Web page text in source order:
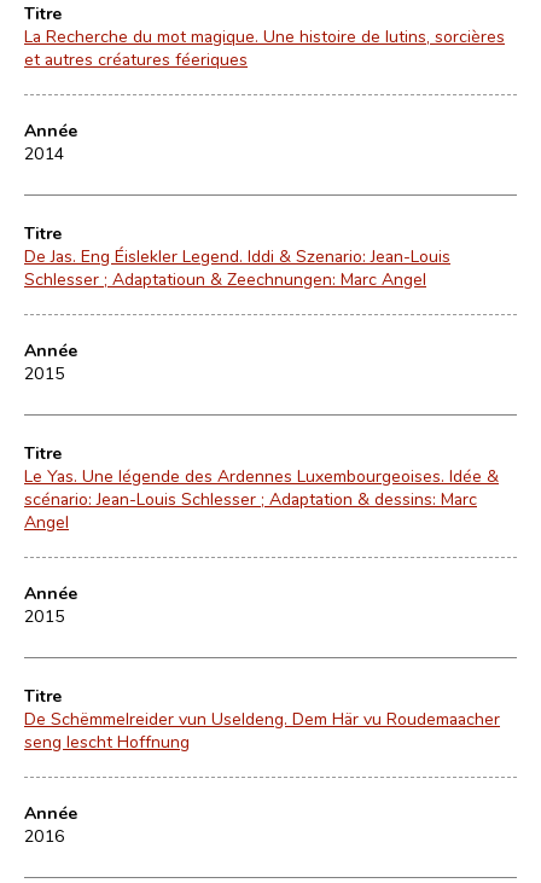
Titre
La Recherche du mot magique. Une histoire de lutins, sorcières
et autres créatures féeriques
Année
2014
Titre
De Jas. Eng Éislekler Legend. Iddi & Szenario: Jean-Louis
Schlesser ; Adaptatioun & Zeechnungen: Marc Angel
Année
2015
Titre
Le Yas. Une légende des Ardennes Luxembourgeoises. Idée &
scénario: Jean-Louis Schlesser ; Adaptation & dessins: Marc
Angel
Année
2015
Titre
De Schëmmelreider vun Useldeng. Dem Här vu Roudemaacher
seng lescht Hoffnung
Année
2016